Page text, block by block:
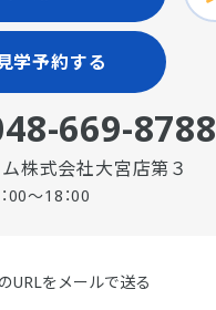
学予約する
669-8788
株式会社大宮店第３
00～18：00
URLをメールで送る